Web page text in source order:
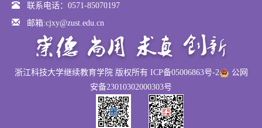
联系电话：0571-85070197
邮箱:cjxy@zust.edu.cn
浙江科技大学继续教育学院 版权所有 ICP备05006863号-2
公网
安备23010302000303号